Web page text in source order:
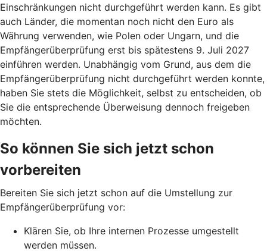
Einschränkungen nicht durchgeführt werden kann. Es gibt
auch Länder, die momentan noch nicht den Euro als
Währung verwenden, wie Polen oder Ungarn, und die
Empfängerüberprüfung erst bis spätestens 9. Juli 2027
einführen werden. Unabhängig vom Grund, aus dem die
Empfängerüberprüfung nicht durchgeführt werden konnte,
haben Sie stets die Möglichkeit, selbst zu entscheiden, ob
Sie die entsprechende Überweisung dennoch freigeben
möchten.
So können Sie sich jetzt schon
vorbereiten
Bereiten Sie sich jetzt schon auf die Umstellung zur
Empfängerüberprüfung vor:
Klären Sie, ob Ihre internen Prozesse umgestellt
werden müssen.